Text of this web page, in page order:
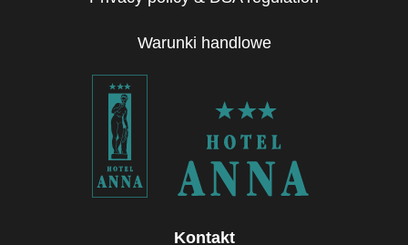
Warunki handlowe
Kontakt